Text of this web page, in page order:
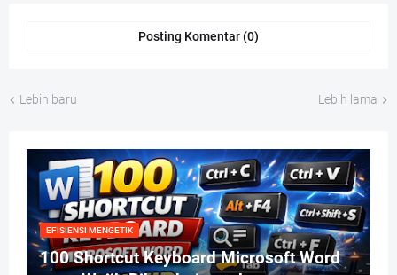
Posting Komentar (0)
Lebih baru Lebih lama
EFISIENSI MENGETIK
100 Shortcut Keyboard Microsoft Word